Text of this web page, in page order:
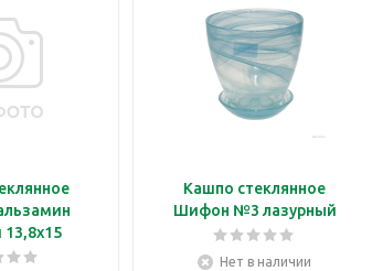
Кашпо стеклянное
Шифон №3 лазурный
Нет в наличии